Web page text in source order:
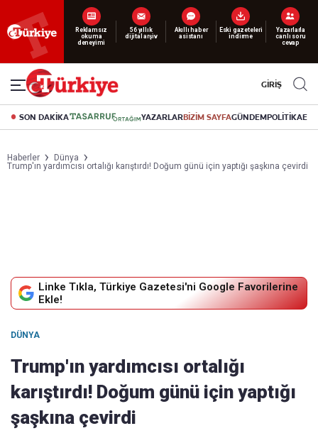
Reklamsız
okuma
deneyimi
56 yıllık
dijital arşiv
Akıllı haber
asistanı
Eski gazeteleri
indirme
Yazarlarla
canlı soru
cevap
GİRİŞ
SON DAKİKA YAZARLARBİZİM SAYFAGÜNDEMPOLİTİKA
Haberler
Dünya
Trump'ın yardımcısı ortalığı karıştırdı! Doğum günü için yaptığı şaşkına çevirdi
Linke Tıkla, Türkiye Gazetesi'ni Google Favorilerine
Ekle!
DÜNYA
Trump'ın yardımcısı ortalığı
karıştırdı! Doğum günü için yaptığı
şaşkına çevirdi